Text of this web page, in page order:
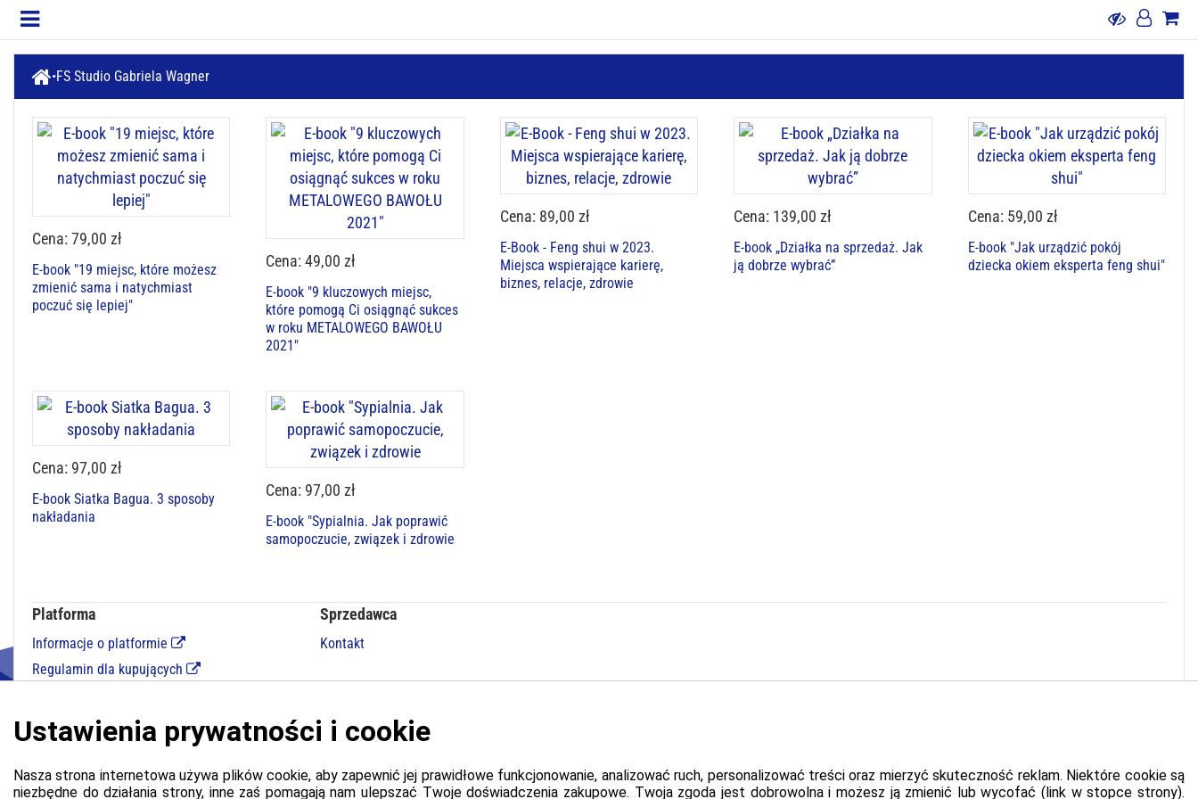
FS Studio Gabriela Wagner
Cena: 79,00 zł
E-book "19 miejsc, które możesz
zmienić sama i natychmiast
poczuć się lepiej"
Cena: 49,00 zł
E-book "9 kluczowych miejsc,
które pomogą Ci osiągnąć sukces
w roku METALOWEGO BAWOŁU
2021"
Cena: 89,00 zł
E-Book - Feng shui w 2023.
Miejsca wspierające karierę,
biznes, relacje, zdrowie
Cena: 139,00 zł
E-book „Działka na sprzedaż. Jak
ją dobrze wybrać”
Cena: 59,00 zł
E-book "Jak urządzić pokój
dziecka okiem eksperta feng shui"
Cena: 97,00 zł
E-book Siatka Bagua. 3 sposoby
nakładania
Cena: 97,00 zł
E-book "Sypialnia. Jak poprawić
samopoczucie, związek i zdrowie
Platforma
Informacje o platformie
Regulamin dla kupujących
Zgłoś błąd lub naruszenie
Ustawienia cookie
Sprzedawca
Kontakt